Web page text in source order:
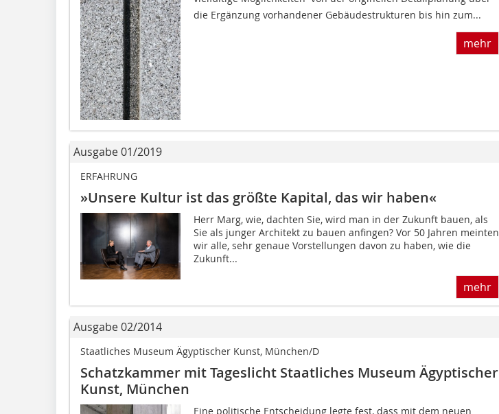
die Ergänzung vorhandener Gebäudestrukturen bis hin zum...
mehr
Ausgabe 01/2019
ERFAHRUNG
»Unsere Kultur ist das größte Kapital, das wir haben«
Herr Marg, wie, dachten Sie, wird man in der Zukunft bauen, als
Sie als junger Architekt zu bauen anfingen? Vor 50 Jahren meinten
wir alle, sehr genaue Vorstellungen davon zu haben, wie die
Zukunft...
mehr
Ausgabe 02/2014
Staatliches Museum Ägyptischer Kunst, München/D
Schatzkammer mit Tageslicht Staatliches Museum Ägyptischer
Kunst, München
Eine politische Entscheidung legte fest, dass mit dem neuen